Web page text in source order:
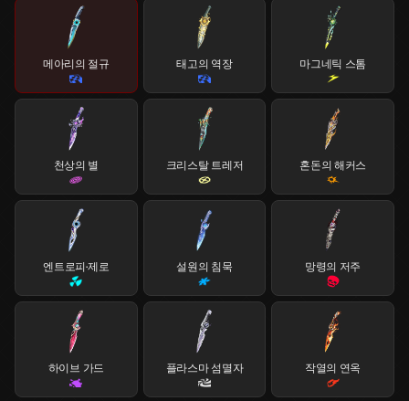
메아리의 절규 태고의 역장 마그네틱 스톰
천상의 별 크리스탈 트레저 혼돈의 해커스
엔트로피·제로 설원의 침묵 망령의 저주
하이브 가드 플라스마 섬멸자 작열의 연옥